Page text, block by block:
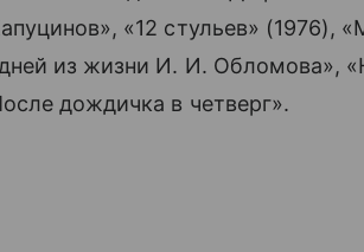
«12 стульев» (1976),
из жизни И. И. Обломова»,
дождичка в четверг».